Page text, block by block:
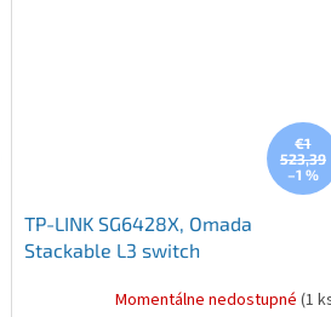
€1
523,39
–1 %
TP-LINK SG6428X, Omada
Stackable L3 switch
Momentálne nedostupné (1